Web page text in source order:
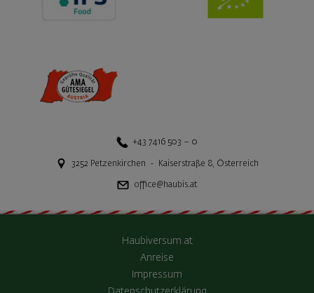
+43 7416 503 – 0
3252 Petzenkirchen - Kaiserstraße 8, Österreich
office@haubis.at
Haubiversum.at
Anreise
Impressum